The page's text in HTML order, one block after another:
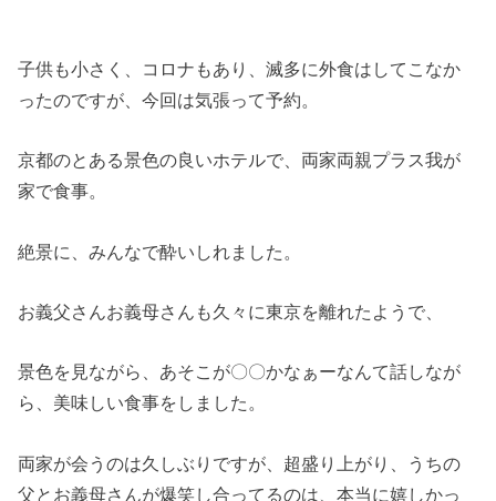
子供も小さく、コロナもあり、滅多に外食はしてこなか
ったのですが、今回は気張って予約。
京都のとある景色の良いホテルで、両家両親プラス我が
家で食事。
絶景に、みんなで酔いしれました。
お義父さんお義母さんも久々に東京を離れたようで、
景色を見ながら、あそこが〇〇かなぁーなんて話しなが
ら、美味しい食事をしました。
両家が会うのは久しぶりですが、超盛り上がり、うちの
父とお義母さんが爆笑し合ってるのは、本当に嬉しかっ